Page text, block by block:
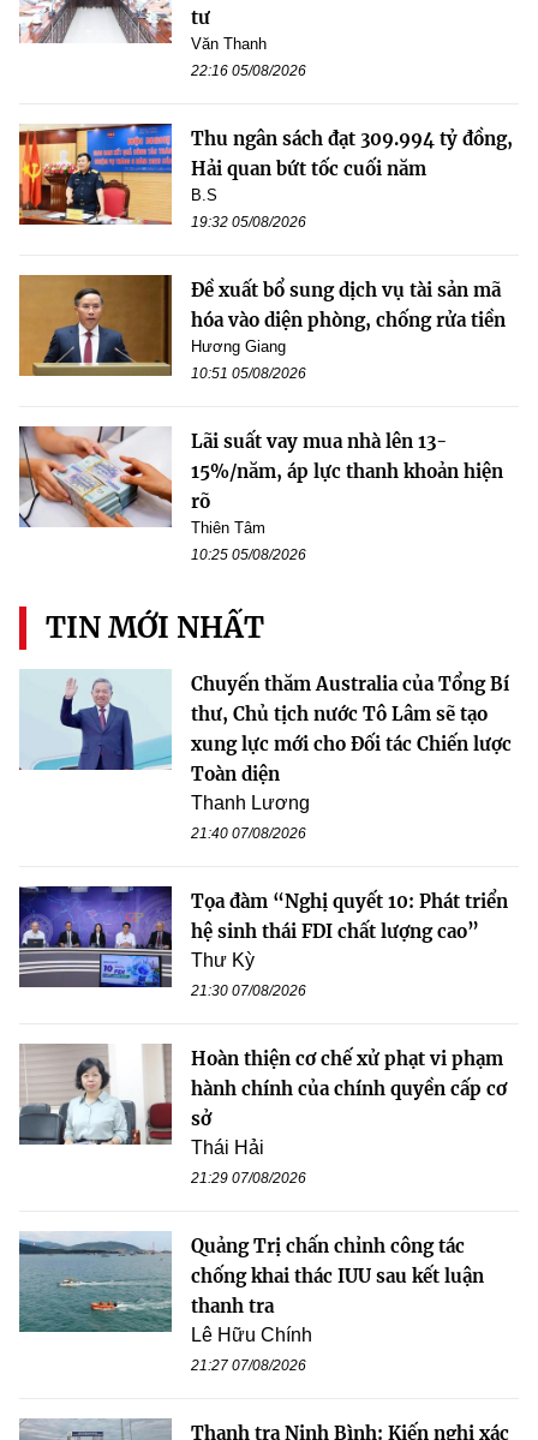
tư
Văn Thanh
22:16 05/08/2026
Thu ngân sách đạt 309.994 tỷ đồng,
Hải quan bứt tốc cuối năm
B.S
19:32 05/08/2026
Đề xuất bổ sung dịch vụ tài sản mã
hóa vào diện phòng, chống rửa tiền
Hương Giang
10:51 05/08/2026
Lãi suất vay mua nhà lên 13-
15%/năm, áp lực thanh khoản hiện
rõ
Thiên Tâm
10:25 05/08/2026
TIN MỚI NHẤT
Chuyến thăm Australia của Tổng Bí
thư, Chủ tịch nước Tô Lâm sẽ tạo
xung lực mới cho Đối tác Chiến lược
Toàn diện
Thanh Lương
21:40 07/08/2026
Tọa đàm “Nghị quyết 10: Phát triển
hệ sinh thái FDI chất lượng cao”
Thư Kỳ
21:30 07/08/2026
Hoàn thiện cơ chế xử phạt vi phạm
hành chính của chính quyền cấp cơ
sở
Thái Hải
21:29 07/08/2026
Quảng Trị chấn chỉnh công tác
chống khai thác IUU sau kết luận
thanh tra
Lê Hữu Chính
21:27 07/08/2026
Thanh tra Ninh Bình: Kiến nghị xác